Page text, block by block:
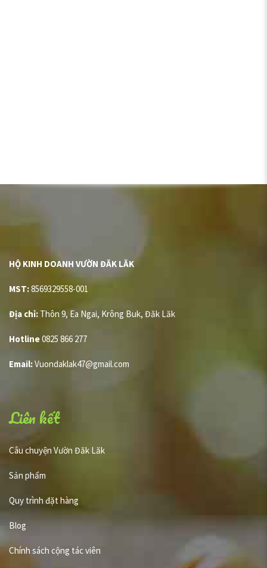
HỘ KINH DOANH VƯỜN ĐĂK LĂK
MST:8569329558-001
Địa chỉ: Thôn 9, Ea Ngai, Krông Buk, Đăk Lăk
Hotline0825 866 277
Email:Vuondaklak47@gmail.com
Liên kết
Câu chuyện Vườn Đăk Lăk
Sản phẩm
Quy trình đặt hàng
Blog
Chính sách cộng tác viên